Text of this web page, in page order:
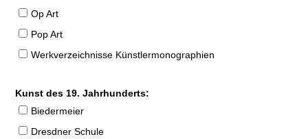
Op Art
Pop Art
Werkverzeichnisse Künstlermonographien
Kunst des 19. Jahrhunderts:
Biedermeier
Dresdner Schule